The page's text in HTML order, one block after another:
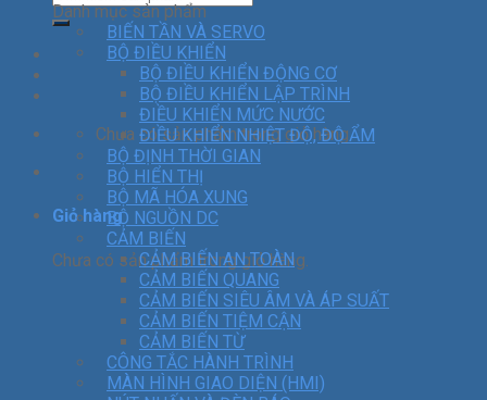
Chưa có sản phẩm trong giỏ hàng.
Giỏ hàng
Chưa có sản phẩm trong giỏ hàng.
Danh mục sản phẩm
BIẾN TẦN VÀ SERVO
BỘ ĐIỀU KHIỂN
BỘ ĐIỀU KHIỂN ĐỘNG CƠ
BỘ ĐIỀU KHIỂN LẬP TRÌNH
ĐIỀU KHIỂN MỨC NƯỚC
ĐIỀU KHIỂN NHIỆT ĐỘ, ĐỘ ẨM
BỘ ĐỊNH THỜI GIAN
BỘ HIỂN THỊ
BỘ MÃ HÓA XUNG
BỘ NGUỒN DC
CẢM BIẾN
CẢM BIẾN AN TOÀN
CẢM BIẾN QUANG
CẢM BIẾN SIÊU ÂM VÀ ÁP SUẤT
CẢM BIẾN TIỆM CẬN
CẢM BIẾN TỪ
CÔNG TẮC HÀNH TRÌNH
MÀN HÌNH GIAO DIỆN (HMI)